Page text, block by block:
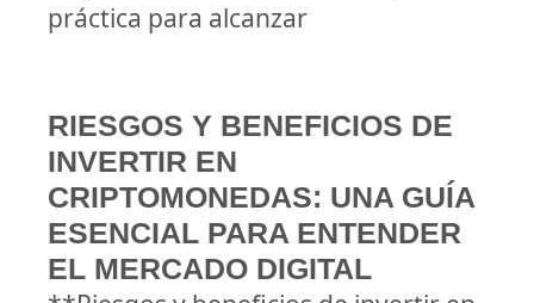
práctica para alcanzar
RIESGOS Y BENEFICIOS DE
INVERTIR EN
CRIPTOMONEDAS: UNA GUÍA
ESENCIAL PARA ENTENDER
EL MERCADO DIGITAL